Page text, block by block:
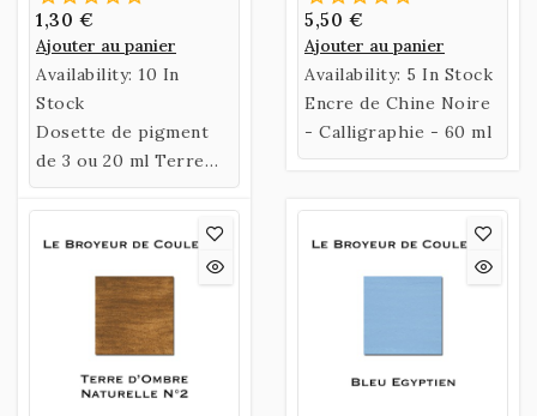
1,30 €
Ajouter au panier
Availability: 10 In
Stock
Dosette de pigment
de 3 ou 20 ml Terre
d'Ercolano.
5,50 €
Ajouter au panier
Availability: 5 In Stock
Encre de Chine Noire
- Calligraphie - 60 ml